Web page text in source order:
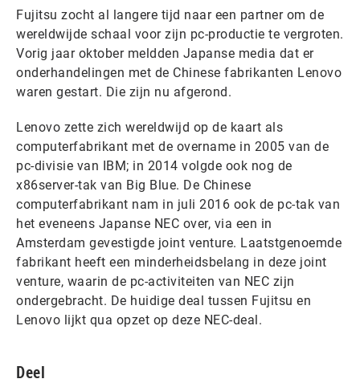
Fujitsu zocht al langere tijd naar een partner om de
wereldwijde schaal voor zijn pc-productie te vergroten.
Vorig jaar oktober meldden Japanse media dat er
onderhandelingen met de Chinese fabrikanten Lenovo
waren gestart. Die zijn nu afgerond.
Lenovo zette zich wereldwijd op de kaart als
computerfabrikant met de overname in 2005 van de
pc-divisie van IBM; in 2014 volgde ook nog de
x86server-tak van Big Blue. De Chinese
computerfabrikant nam in juli 2016 ook de pc-tak van
het eveneens Japanse NEC over, via een in
Amsterdam gevestigde joint venture. Laatstgenoemde
fabrikant heeft een minderheidsbelang in deze joint
venture, waarin de pc-activiteiten van NEC zijn
ondergebracht. De huidige deal tussen Fujitsu en
Lenovo lijkt qua opzet op deze NEC-deal.
Deel